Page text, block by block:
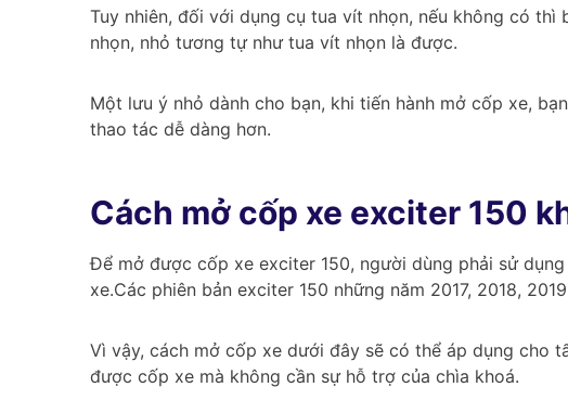
Tuy nhiên, đối với dụng cụ tua vít nhọn, nếu không có
nhọn, nhỏ tương tự như tua vít nhọn là được.
Một lưu ý nhỏ dành cho bạn, khi tiến hành mở cốp xe,
thao tác dễ dàng hơn.
Cách mở cốp xe exciter 150
Để mở được cốp xe exciter 150, người dùng phải sử
xe.Các phiên bản exciter 150 những năm 2017, 2018,
Vì vậy, cách mở cốp xe dưới đây sẽ có thể áp dụng cho
được cốp xe mà không cần sự hỗ trợ của chìa khoá.